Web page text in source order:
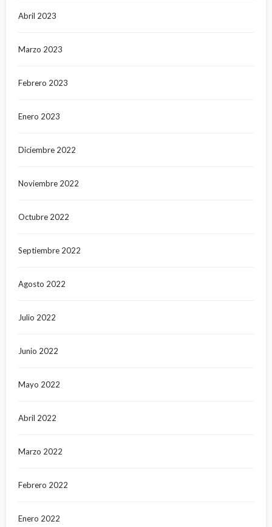
Abril 2023
Marzo 2023
Febrero 2023
Enero 2023
Diciembre 2022
Noviembre 2022
Octubre 2022
Septiembre 2022
Agosto 2022
Julio 2022
Junio 2022
Mayo 2022
Abril 2022
Marzo 2022
Febrero 2022
Enero 2022